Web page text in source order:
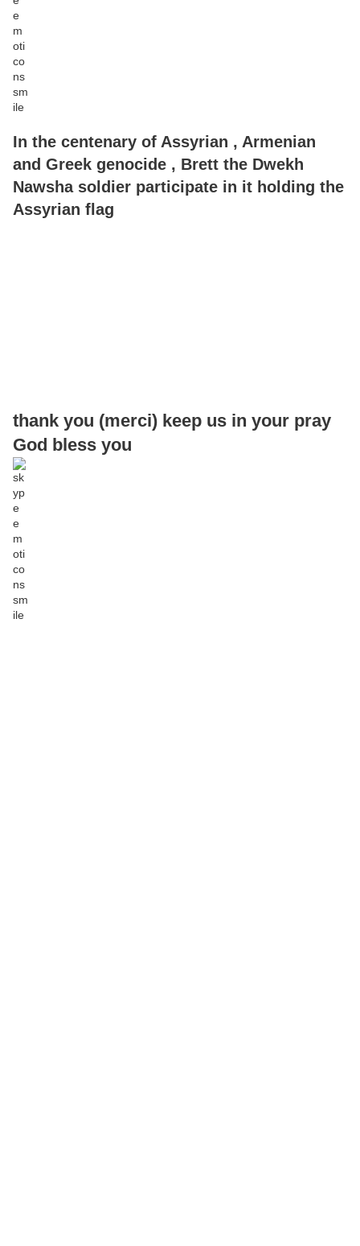
In the centenary of Assyrian , Armenian
and Greek genocide , Brett the Dwekh
Nawsha soldier participate in it holding the
Assyrian flag
thank you (merci) keep us in your pray
God bless you